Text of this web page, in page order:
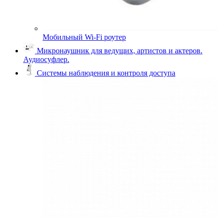
Мобильный Wi-Fi роутер
Микронаушник для ведущих, артистов и актеров.
Аудиосуфлер.
Системы наблюдения и контроля доступа